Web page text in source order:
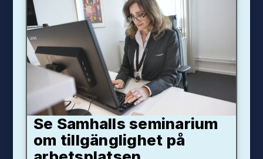
Se Samhalls seminarium
om tillgänglighet på